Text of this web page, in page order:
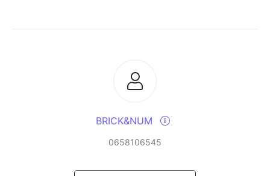
BRICK&NUM
0658106545